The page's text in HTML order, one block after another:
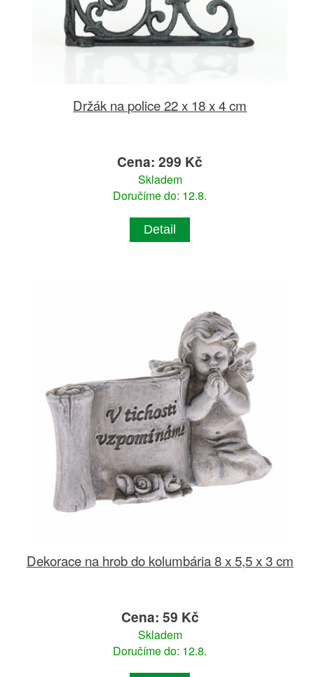
Držák na police 22 x 18 x 4 cm
Cena: 299 Kč
Skladem
Doručíme do: 12.8.
Detail
Dekorace na hrob do kolumbária 8 x 5,5 x 3 cm
Cena: 59 Kč
Skladem
Doručíme do: 12.8.